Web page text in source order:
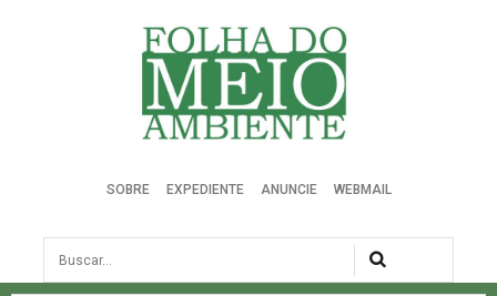
Folha do Meio Ambiente
SOBRE EXPEDIENTE ANUNCIE WEBMAIL
Busca